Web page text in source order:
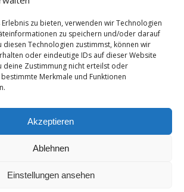
zu bieten, verwenden wir Technologien
zu speichern und/oder darauf
diesen Technologien zustimmst, können wir
oder eindeutige IDs auf dieser Website
deine Zustimmung nicht erteilst oder
Merkmale und Funktionen
Akzeptieren
Ablehnen
Einstellungen ansehen
Zum Seitenanfang
Desktop